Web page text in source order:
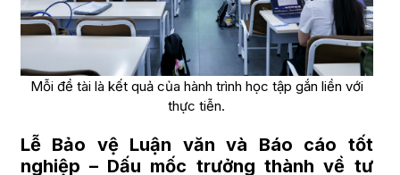
Mỗi đề tài là kết quả của hành trình học tập gắn liền với
thực tiễn.
Lễ Bảo vệ Luận văn và Báo cáo tốt
nghiệp – Dấu mốc trưởng thành về tư